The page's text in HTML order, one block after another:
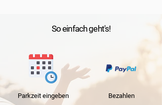
So einfach geht's!
Parkzeit eingeben Bezahlen